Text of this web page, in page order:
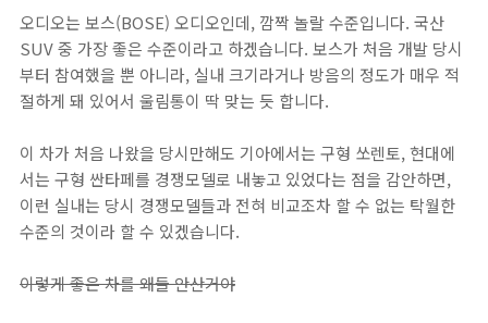
오디오는 보스(BOSE) 오디오인데, 깜짝 놀랄 수준입니다. 국산
SUV 중 가장 좋은 수준이라고 하겠습니다. 보스가 처음 개발 당시
부터 참여했을 뿐 아니라, 실내 크기라거나 방음의 정도가 매우 적
절하게 돼 있어서 울림통이 딱 맞는 듯 합니다.
이 차가 처음 나왔을 당시만해도 기아에서는 구형 쏘렌토, 현대에
서는 구형 싼타페를 경쟁모델로 내놓고 있었다는 점을 감안하면,
이런 실내는 당시 경쟁모델들과 전혀 비교조차 할 수 없는 탁월한
수준의 것이라 할 수 있겠습니다.
이렇게 좋은 차를 왜들 안산거야